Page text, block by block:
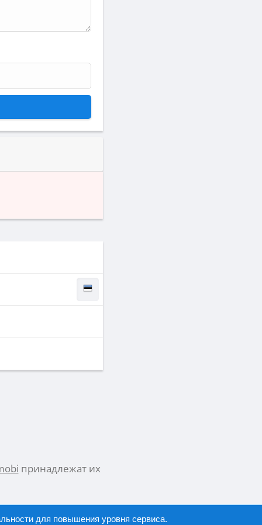
принадлежат их
для повышения уровня сервиса.